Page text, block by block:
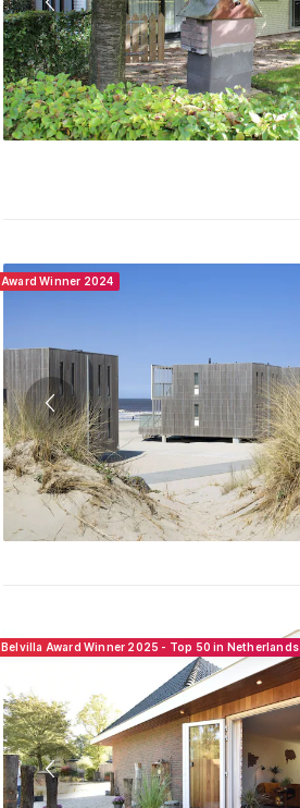
Award Winner 2024
Belvilla Award Winner 2025 - Top 50 in Netherlands